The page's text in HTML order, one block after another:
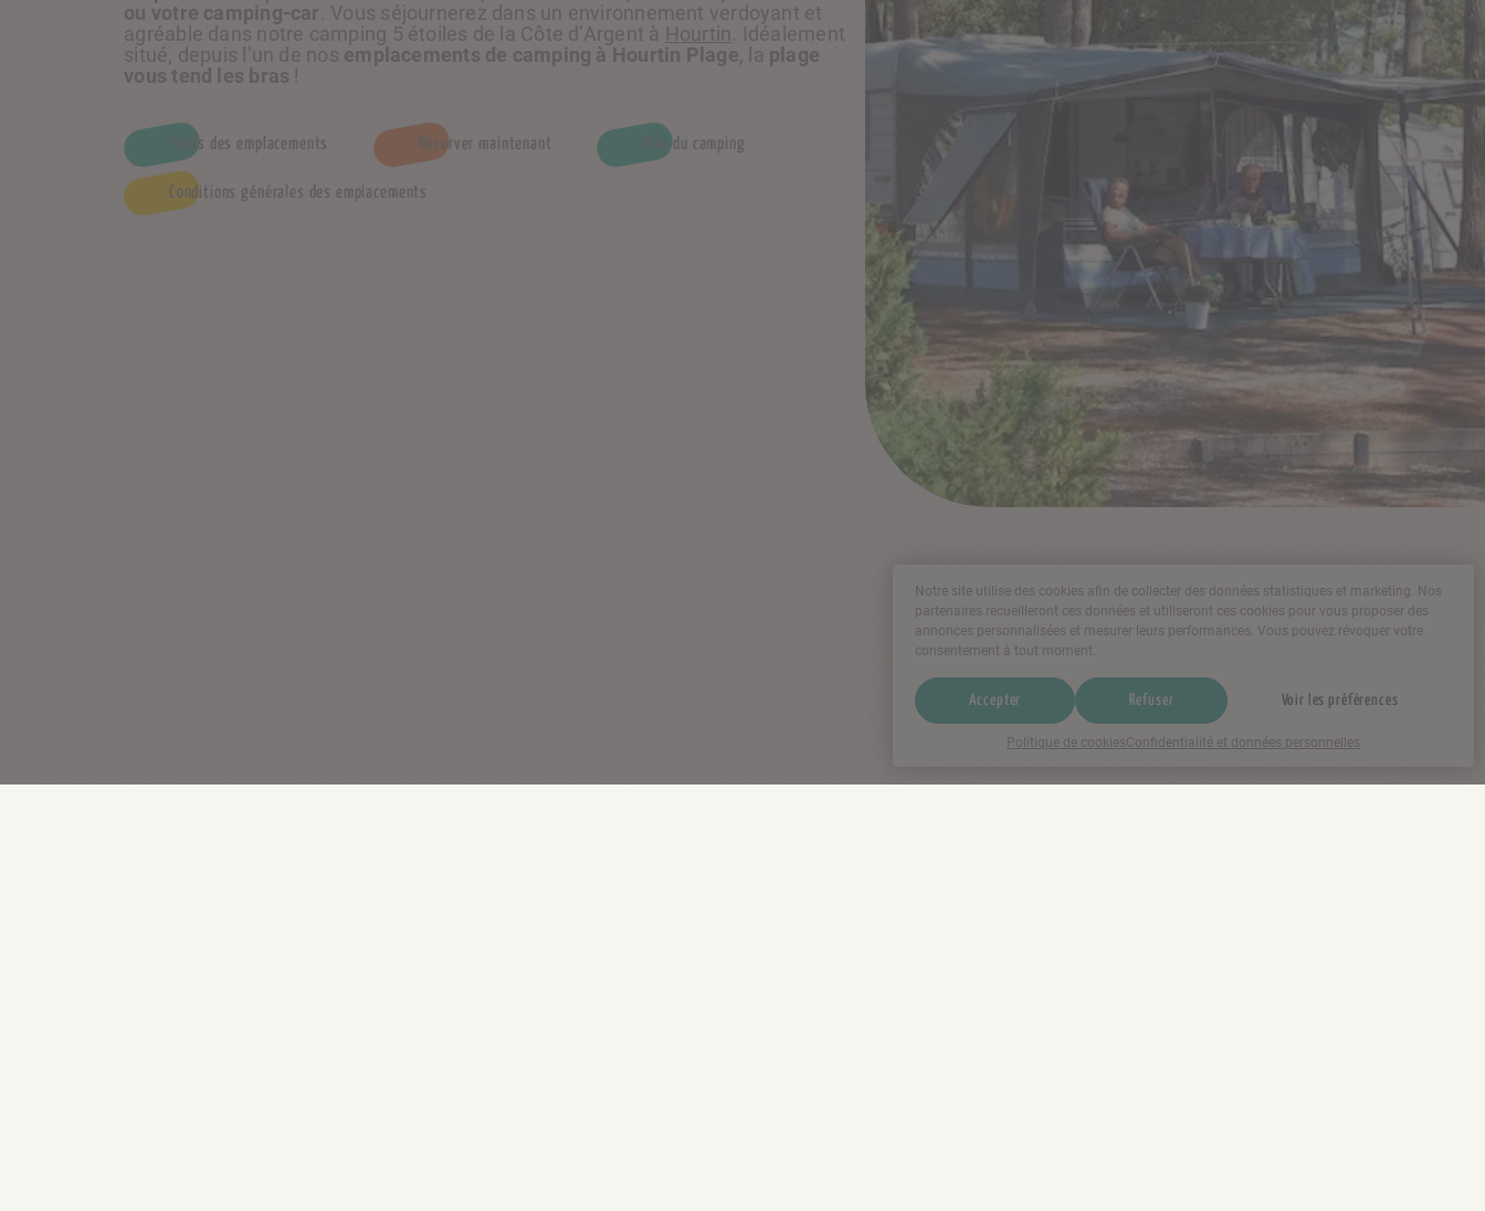
Notre site utilise des cookies afin de collecter des données statistiques et marketing. Nos
partenaires recueilleront ces données et utiliseront ces cookies pour vous proposer des
annonces personnalisées et mesurer leurs performances. Vous pouvez révoquer votre
consentement à tout moment.
Accepter Refuser Voir les préférences
Politique de cookies Confidentialité et données personnelles
ou votre camping-car . Vous séjournerez dans un environnement verdoyant et
agréable dans notre camping 5 étoiles de la Côte d’Argent à Hourtin
. Idéalement
situé, depuis l’un de nos emplacements de camping à Hourtin Plage , la plage
vous tend les bras !
Tarifs des emplacements Réserver maintenant Plan du camping
Conditions générales des emplacements